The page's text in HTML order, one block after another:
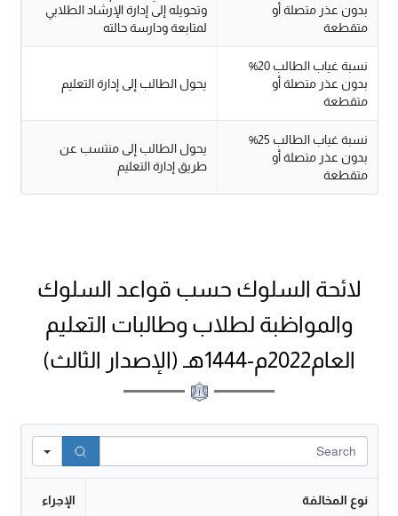
بدون عذر متصلة أو
متقطعة
وتحويله إلى إدارة الإرشاد الطلابي
لمتابعة ودارسة حالته
نسبة غياب الطالب 20%
بدون عذر متصلة أو
متقطعة
يحول الطالب إلى إدارة التعليم
نسبة غياب الطالب 25%
بدون عذر متصلة أو
متقطعة
يحول الطالب إلى منتسب عن
طريق إدارة التعليم
لائحة السلوك حسب قواعد السلوك
والمواظبة لطلاب وطالبات التعليم
العام2022م-1444هـ (الإصدار الثالث)
Search
نوع المخالفة الإجراء